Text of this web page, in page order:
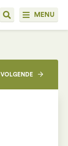
MENU
VOLGENDE